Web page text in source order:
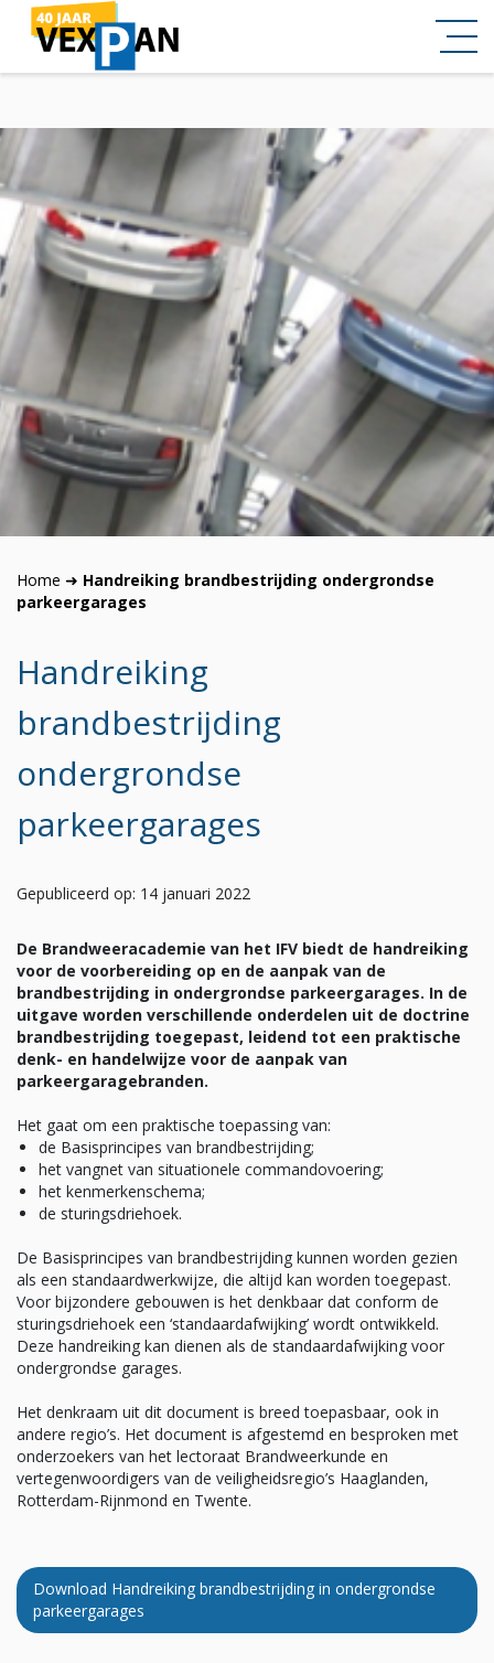
Home ➜ Handreiking brandbestrijding ondergrondse
parkeergarages
Handreiking
brandbestrijding
ondergrondse
parkeergarages
Gepubliceerd op: 14 januari 2022
De Brandweeracademie van het IFV biedt de handreiking
voor de voorbereiding op en de aanpak van de
brandbestrijding in ondergrondse parkeergarages. In de
uitgave worden verschillende onderdelen uit de doctrine
brandbestrijding toegepast, leidend tot een praktische
denk- en handelwijze voor de aanpak van
parkeergaragebranden.
Het gaat om een praktische toepassing van:
de Basisprincipes van brandbestrijding;
het vangnet van situationele commandovoering;
het kenmerkenschema;
de sturingsdriehoek.
De Basisprincipes van brandbestrijding kunnen worden gezien
als een standaardwerkwijze, die altijd kan worden toegepast.
Voor bijzondere gebouwen is het denkbaar dat conform de
sturingsdriehoek een ‘standaardafwijking’ wordt ontwikkeld.
Deze handreiking kan dienen als de standaardafwijking voor
ondergrondse garages.
Het denkraam uit dit document is breed toepasbaar, ook in
andere regio’s. Het document is afgestemd en besproken met
onderzoekers van het lectoraat Brandweerkunde en
vertegenwoordigers van de veiligheidsregio’s Haaglanden,
Rotterdam-Rijnmond en Twente.
Download Handreiking brandbestrijding in ondergrondse
parkeergarages